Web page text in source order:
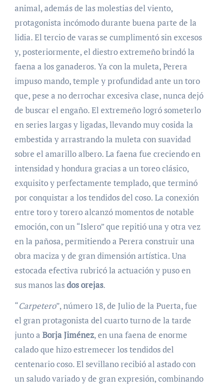
animal, además de las molestias del viento,
protagonista incómodo durante buena parte de la
lidia. El tercio de varas se cumplimentó sin excesos
y, posteriormente, el diestro extremeño brindó la
faena a los ganaderos. Ya con la muleta, Perera
impuso mando, temple y profundidad ante un toro
que, pese a no derrochar excesiva clase, nunca dejó
de buscar el engaño. El extremeño logró someterlo
en series largas y ligadas, llevando muy cosida la
embestida y arrastrando la muleta con suavidad
sobre el amarillo albero. La faena fue creciendo en
intensidad y hondura gracias a un toreo clásico,
exquisito y perfectamente templado, que terminó
por conquistar a los tendidos del coso. La conexión
entre toro y torero alcanzó momentos de notable
emoción, con un “Islero” que repitió una y otra vez
en la pañosa, permitiendo a Perera construir una
obra maciza y de gran dimensión artística. Una
estocada efectiva rubricó la actuación y puso en
sus manos lasdos orejas.
“Carpetero”, número 18, de Julio de la Puerta, fue
el gran protagonista del cuarto turno de la tarde
junto a Borja Jiménez, en una faena de enorme
calado que hizo estremecer los tendidos del
centenario coso. El sevillano recibió al astado con
un saludo variado y de gran expresión, combinando